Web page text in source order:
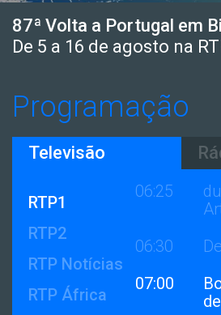
87ª Volta a Portugal em
De 5 a 16 de agosto na
Programação
Televisão
RTP1
RTP2
RTP Notícias
RTP África
06:05
06:11
À
06:25
06:30
07:00